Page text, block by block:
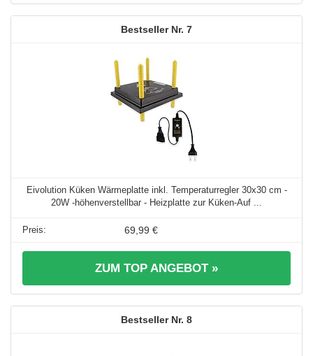
7
Eivolution Küken Wärmeplatte inkl. Temperaturregler 30x30 cm -
20W -höhenverstellbar - Heizplatte zur Küken-Auf ...
69,99 €
ZUM TOP ANGEBOT »
8